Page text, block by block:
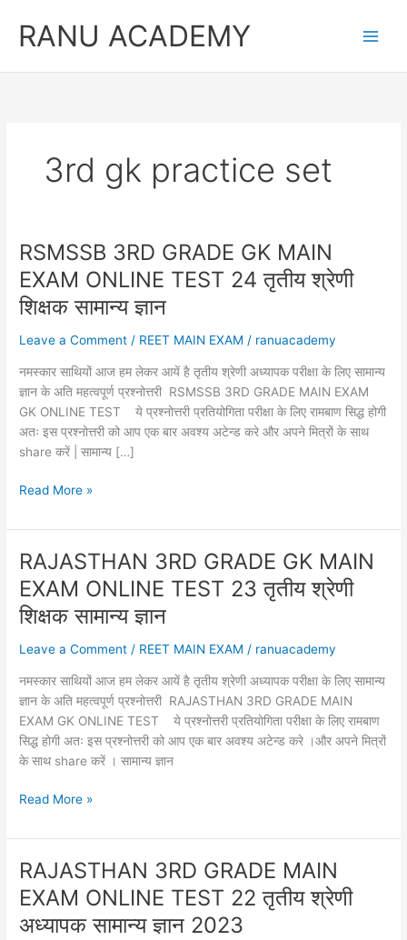
contentRANU ACADEMY
3rd gk practice set
RSMSSB 3RD GRADE GK MAIN
EXAM ONLINE TEST 24 तृतीय श्रेणी
शिक्षक सामान्य ज्ञान
Leave a Comment / REET MAIN EXAM / ranuacademy
नमस्कार साथियों आज हम लेकर आयें है तृतीय श्रेणी अध्यापक परीक्षा के लिए सामान्य
ज्ञान के अति महत्वपूर्ण प्रश्नोत्तरी RSMSSB 3RD GRADE MAIN EXAM
GK ONLINE TEST ये प्रश्नोत्तरी प्रतियोगिता परीक्षा के लिए रामबाण सिद्ध होगी
अतः इस प्रश्नोत्तरी को आप एक बार अवश्य अटेन्ड करे और अपने मित्रों के साथ
share करें | सामान्य […]
RSMSSB
GRADE
GK
MAIN
EXAM
ONLINE
TEST
24
श्रेणी
शिक्षक
सामान्य
ज्ञान
Read More »
RAJASTHAN 3RD GRADE GK MAIN
EXAM ONLINE TEST 23 तृतीय श्रेणी
शिक्षक सामान्य ज्ञान
Leave a Comment / REET MAIN EXAM / ranuacademy
नमस्कार साथियों आज हम लेकर आयें है तृतीय श्रेणी अध्यापक परीक्षा के लिए सामान्य
ज्ञान के अति महत्वपूर्ण प्रश्नोत्तरी RAJASTHAN 3RD GRADE MAIN
EXAM GK ONLINE TEST ये प्रश्नोत्तरी प्रतियोगिता परीक्षा के लिए रामबाण
सिद्ध होगी अतः इस प्रश्नोत्तरी को आप एक बार अवश्य अटेन्ड करे ।और अपने मित्रों
के साथ share करें । सामान्य ज्ञान
RAJASTHAN
GRADE
GK
MAIN
EXAM
ONLINE
Read More »
RAJASTHAN 3RD GRADE MAIN
EXAM ONLINE TEST 22 तृतीय श्रेणी
अध्यापक सामान्य ज्ञान 2023